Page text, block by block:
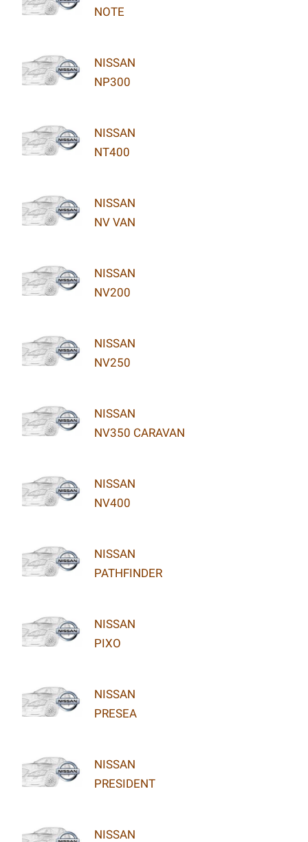
NOTE
NISSAN
NP300
NISSAN
NT400
NISSAN
NV VAN
NISSAN
NV200
NISSAN
NV250
NISSAN
NV350 CARAVAN
NISSAN
NV400
NISSAN
PATHFINDER
NISSAN
PIXO
NISSAN
PRESEA
NISSAN
PRESIDENT
NISSAN